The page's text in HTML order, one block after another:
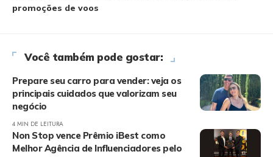
promoções de voos
Você também pode gostar:
Prepare seu carro para vender: veja os
principais cuidados que valorizam seu
negócio
4 MIN DE LEITURA
Non Stop vence Prêmio iBest como
Melhor Agência de Influenciadores pelo